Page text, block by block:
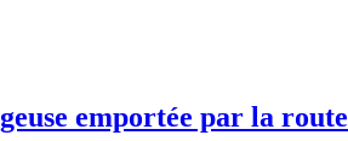
emportée par la route